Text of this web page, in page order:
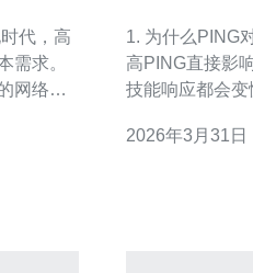
需求。
网络服
。 香
1. 为什么PING
高PING直接影
技能响应都会
通常对日本服务
2026年3月31日